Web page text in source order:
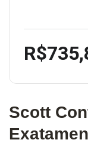
Scott